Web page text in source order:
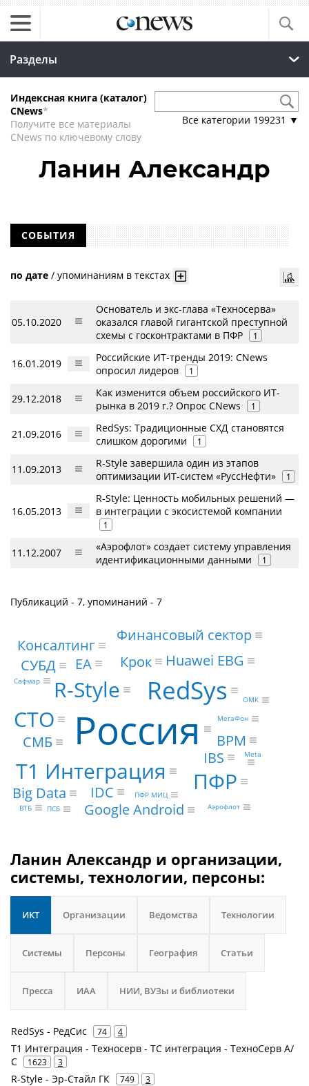
Разделы
Индексная книга (каталог)
CNews*
Получите все материалы
CNews по ключевому слову
Все категории 199231 ▼
Ланин Александр
СОБЫТИЯ
по дате / упоминаниям в текстах
05.10.2020
Основатель и экс-глава «Техносерва»
оказался главой гигантской преступной
схемы с госконтрактами в ПФР
1
16.01.2019
Российские ИТ-тренды 2019: CNews
опросил лидеров
1
29.12.2018
Как изменится объем российского ИТ-
рынка в 2019 г.? Опрос CNews
1
21.09.2016
RedSys: Традиционные СХД становятся
слишком дорогими
1
11.09.2013
R-Style завершила один из этапов
оптимизации ИТ-систем «РуссНефти»
1
16.05.2013
R-Style: Ценность мобильных решений —
в интеграции с экосистемой компании
1
11.12.2007
«Аэрофлот» создает систему управления
идентификационными данными
1
Публикаций - 7, упоминаний - 7
Россия
RedSys
Т1 Интеграция
R-Style
ПФР
CTO
IBS
Huawei EBG
Крок
EA
СУБД
Big Data
BPM
Google Android
Финансовый сектор
Консалтинг
СМБ
IDC
МегаФон
ПФР МИЦ
Сафмар
ВТБ Аэрофлот
ОМК
ПСБ
Meta
Ланин Александр и организации,
системы, технологии, персоны:
ИКТ Организации Ведомства Технологии
Системы Персоны География Статьи
Пресса ИАА НИИ, ВУЗы и библиотеки
RedSys - РедСис 74 4
Т1 Интеграция - Техносерв - ТС интеграция - ТехноСерв А/
С
1623 3
R-Style - Эр-Стайл ГК 749 3